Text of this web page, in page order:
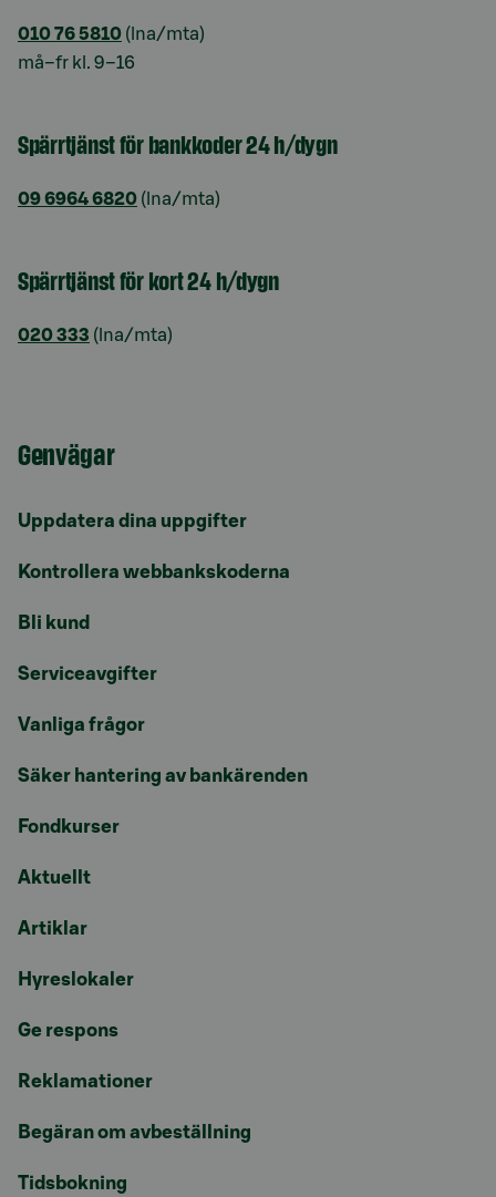
010 76 5810 (lna/mta)
må–fr kl. 9–16
Spärrtjänst för bankkoder 24 h/dygn
09 6964 6820 (lna/mta)
Spärrtjänst för kort 24 h/dygn
020 333 (lna/mta)
Genvägar
Uppdatera dina uppgifter
Kontrollera webbankskoderna
Bli kund
Serviceavgifter
Vanliga frågor
Säker hantering av bankärenden
Fondkurser
Aktuellt
Artiklar
Hyreslokaler
Ge respons
Reklamationer
Begäran om avbeställning
Tidsbokning